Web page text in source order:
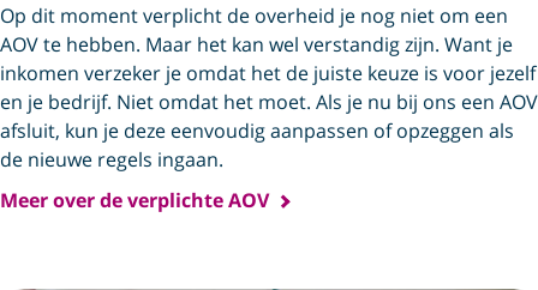
Op dit moment verplicht de overheid je nog niet om een
AOV te hebben. Maar het kan wel verstandig zijn. Want je
inkomen verzeker je omdat het de juiste keuze is voor jezelf
en je bedrijf. Niet omdat het moet. Als je nu bij ons een AOV
afsluit, kun je deze eenvoudig aanpassen of opzeggen als
de nieuwe regels ingaan.
Meer over de verplichte AOV